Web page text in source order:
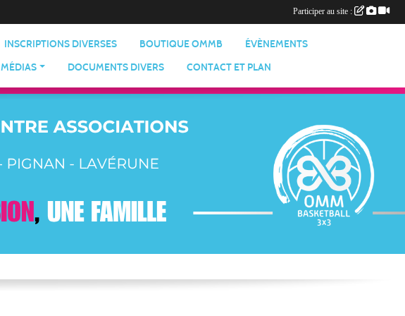
INSCRIPTIONS DIVERSES BOUTIQUE OMMB
ÉVÈNEMENTS
MÉDIAS DOCUMENTS DIVERS CONTACT ET PLAN
Participer au site :